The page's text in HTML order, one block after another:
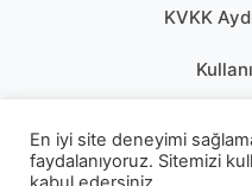
KVKK
En iyi site deneyimi
faydalanıyoruz. Sitemizi